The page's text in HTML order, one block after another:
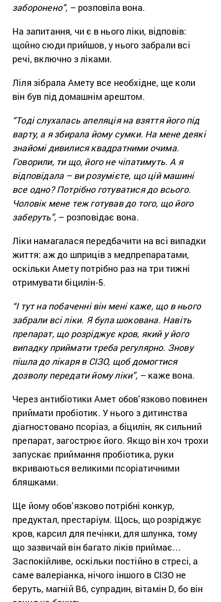
заборонено”, – розповіла вона.
На запитання, чи є в нього ліки, відповів:
щойно сюди прийшов, у нього забрали всі
речі, включно з ліками.
Ліля зібрала Амету все необхідне, ще коли
він був під домашнім арештом.
“Тоді слухалась апеляція на взяття його під
варту, а я збирала йому сумки. На мене деякі
знайомі дивилися квадратними очима.
Говорили, ти що, його не чіпатимуть. А я
відповідала – ви розумієте, що цій машині
все одно? Потрібно готуватися до всього.
Чоловік мене теж готував до того, що його
заберуть”, – розповідає вона.
Ліки намагалася передбачити на всі випадки
життя: аж до шприців з медпрепаратами,
оскільки Амету потрібно раз на три тижні
отримувати біцилін-5.
“І тут на побаченні він мені каже, що в нього
забрали всі ліки. Я була шокована. Навіть
препарат, що розріджує кров, який у його
випадку приймати треба регулярно. Знову
пішла до лікаря в СІЗО, щоб домогтися
дозволу передати йому ліки”, – каже вона.
Через антибіотики Амет обов’язково повинен
приймати пробіотик. У нього з дитинства
діагностовано псоріаз, а біцилін, як сильний
препарат, загострює його. Якщо він хоч трохи
запускає приймання пробіотика, руки
вкриваються великими псоріатичними
бляшками.
Ще йому обов’язково потрібні конкур,
предуктал, престаріум. Щось, що розріджує
кров, карсил для печінки, для шлунка, тому
що зазвичай він багато ліків приймає…
Заспокійливе, оскільки постійно в стресі, а
саме валеріанка, нічого іншого в СІЗО не
беруть, магній В6, супрадин, вітамін D, бо він